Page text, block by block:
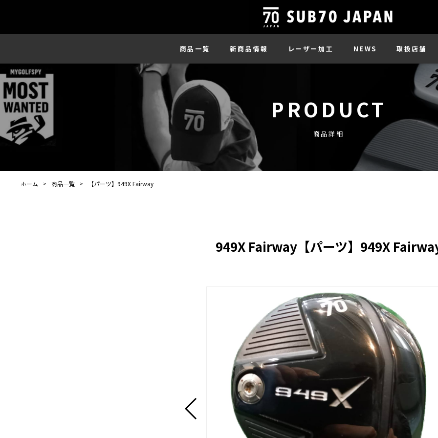
商品一覧 新商品情報 レーザー加工 NEWS 取扱店舗
PRODUCT
商品詳細
ホーム 商品一覧 【パーツ】949X Fairway
949X Fairway【パーツ】949X